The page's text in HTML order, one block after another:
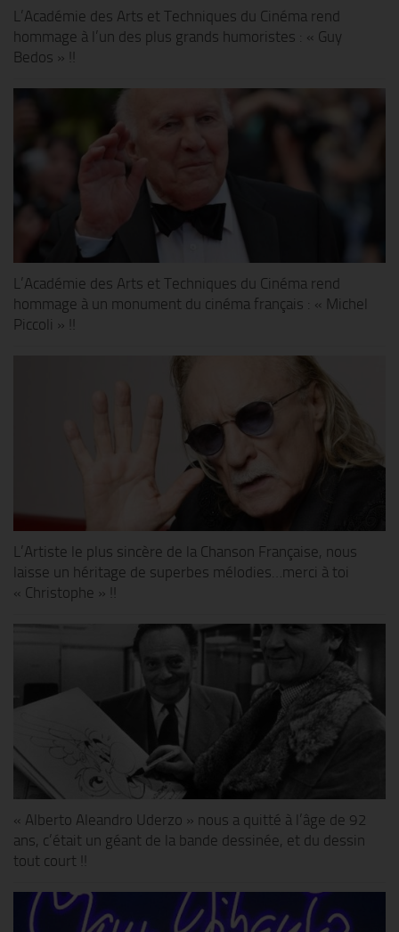
L’Académie des Arts et Techniques du Cinéma rend
hommage à l’un des plus grands humoristes : « Guy
Bedos » !!
L’Académie des Arts et Techniques du Cinéma rend
hommage à un monument du cinéma français : « Michel
Piccoli » !!
L’Artiste le plus sincère de la Chanson Française, nous
laisse un héritage de superbes mélodies…merci à toi
« Christophe » !!
« Alberto Aleandro Uderzo » nous a quitté à l’âge de 92
ans, c’était un géant de la bande dessinée, et du dessin
tout court !!